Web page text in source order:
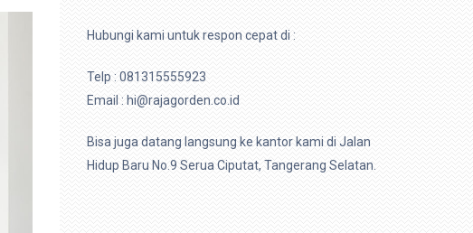
Hubungi kami untuk respon cepat di :
Telp : 081315555923
Email : hi@rajagorden.co.id
Bisa juga datang langsung ke kantor kami di Jalan
Hidup Baru No.9 Serua Ciputat, Tangerang Selatan.